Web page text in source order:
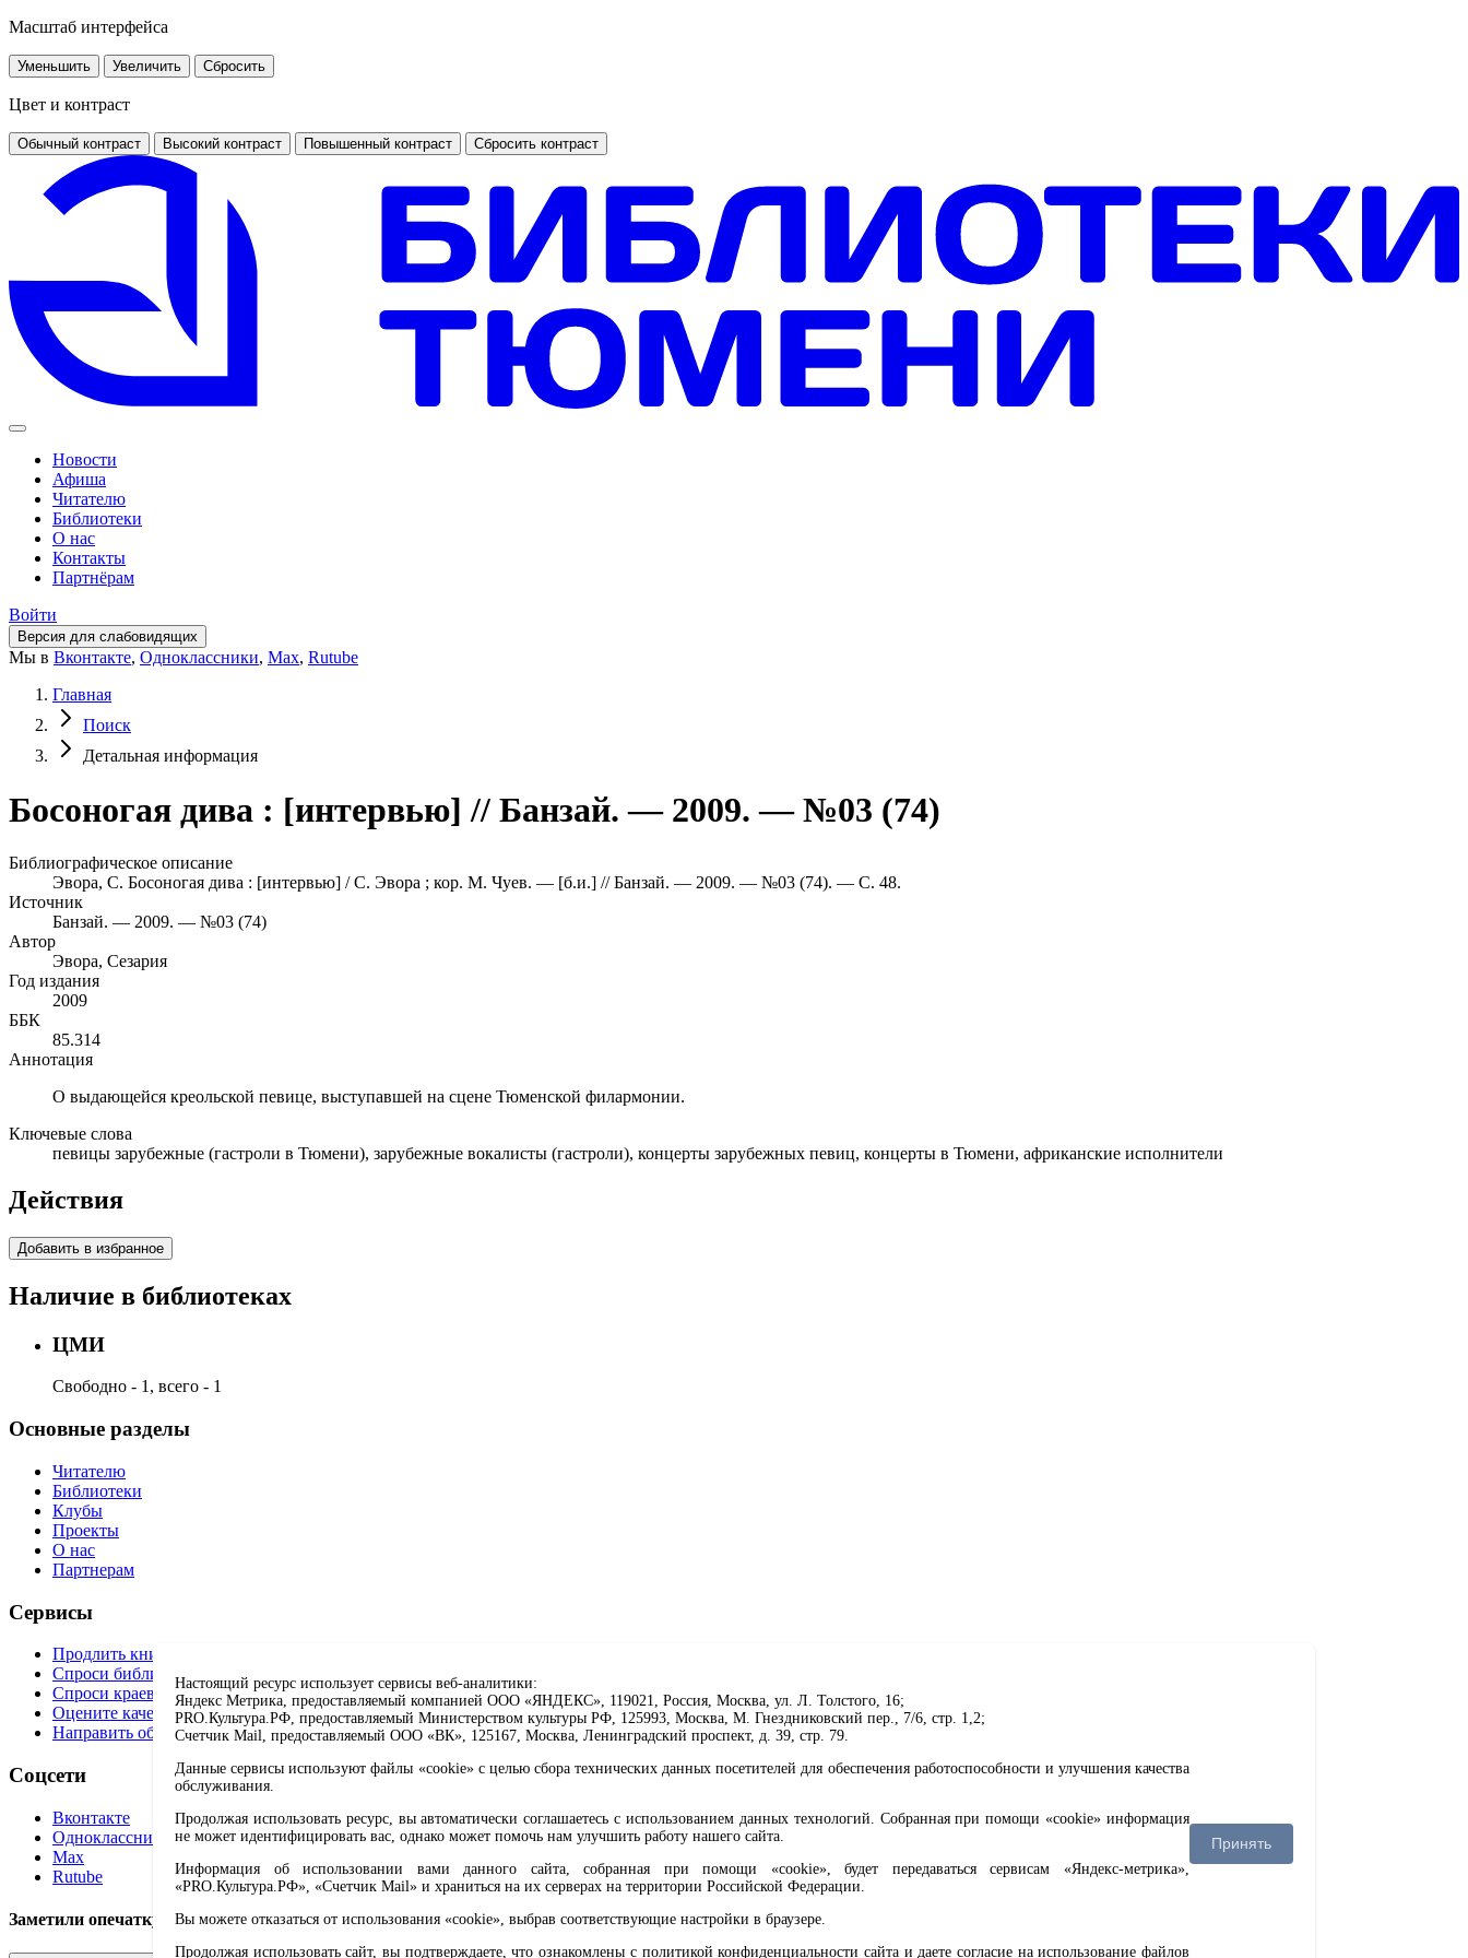
Масштаб интерфейса
Уменьшить Увеличить Сбросить
Цвет и контраст
Обычный контраст Высокий контраст Повышенный контраст Сбросить контраст
Новости
Афиша
Читателю
Библиотеки
О нас
Контакты
Партнёрам
Войти
Версия для слабовидящих
Мы в Вконтакте, Одноклассники, Max, Rutube
Главная
Поиск
Детальная информация
Босоногая дива : [интервью] // Банзай. — 2009. — №03 (74)
Библиографическое описание
Эвора, С. Босоногая дива : [интервью] / С. Эвора ; кор. М. Чуев. — [б.и.] // Банзай. — 2009. — №03 (74). — С. 48.
Источник
Банзай. — 2009. — №03 (74)
Автор
Эвора, Сезария
Год издания
2009
ББК
85.314
Аннотация
О выдающейся креольской певице, выступавшей на сцене Тюменской филармонии.
Ключевые слова
певицы зарубежные (гастроли в Тюмени), зарубежные вокалисты (гастроли), концерты зарубежных певиц, концерты в Тюмени, африканские исполнители
Действия
Добавить в избранное
Наличие в библиотеках
ЦМИ
Свободно - 1, всего - 1
Основные разделы
Читателю
Библиотеки
Клубы
Проекты
О нас
Партнерам
Сервисы
Продлить книгу
Спроси библиотекаря
Спроси краеведа
Оцените качество услуг
Направить обращение директору
Соцсети
Вконтакте
Одноклассники
Max
Rutube
Заметили опечатку? Выделите текст с ошибкой и нажмите клавиши Ctrl+Enter или ссылку ниже
Настоящий ресурс использует сервисы веб-аналитики:
Яндекс Метрика, предоставляемый компанией ООО «ЯНДЕКС», 119021, Россия, Москва, ул. Л. Толстого, 16;
PRO.Культура.РФ, предоставляемый Министерством культуры РФ, 125993, Москва, М. Гнездниковский пер., 7/6, стр. 1,2;
Счетчик Mail, предоставляемый ООО «ВК», 125167, Москва, Ленинградский проспект, д. 39, стр. 79.
Данные сервисы используют файлы «cookie» с целью сбора технических данных посетителей для обеспечения работоспособности и улучшения качества
обслуживания.
Продолжая использовать ресурс, вы автоматически соглашаетесь с использованием данных технологий. Собранная при помощи «cookie» информация
не может идентифицировать вас, однако может помочь нам улучшить работу нашего сайта.
Информация об использовании вами данного сайта, собранная при помощи «cookie», будет передаваться сервисам «Яндекс-метрика»,
«PRO.Культура.РФ», «Счетчик Mail» и храниться на их серверах на территории Российской Федерации.
Вы можете отказаться от использования «cookie», выбрав соответствующие настройки в браузере.
Продолжая использовать сайт, вы подтверждаете, что ознакомлены с политикой конфиденциальности сайта и даете согласие на использование файлов
Принять